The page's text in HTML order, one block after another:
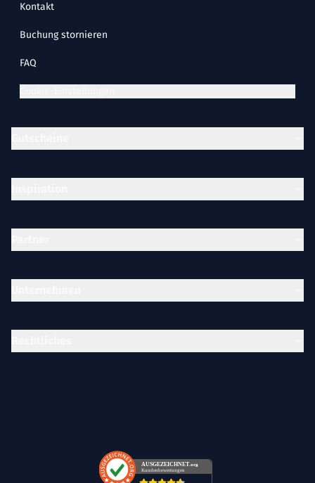
AUSGEZEICHNET .org
Kundenbewertungen
Kontakt
Buchung stornieren
FAQ